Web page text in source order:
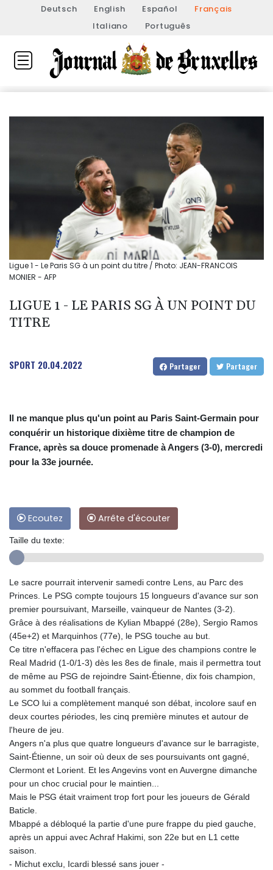
Deutsch English Español
Français
Italiano
Português
Ligue 1 - Le Paris SG à un point du titre / Photo: JEAN-FRANCOIS
MONIER - AFP
LIGUE 1 - LE PARIS SG À UN POINT DU
TITRE
SPORT 20.04.2022 Partager Partager
Il ne manque plus qu'un point au Paris Saint-Germain pour
conquérir un historique dixième titre de champion de
France, après sa douce promenade à Angers (3-0), mercredi
pour la 33e journée.
Ecoutez Arrête d'écouter
Taille du texte:
Le sacre pourrait intervenir samedi contre Lens, au Parc des
Princes. Le PSG compte toujours 15 longueurs d'avance sur son
premier poursuivant, Marseille, vainqueur de Nantes (3-2).
Grâce à des réalisations de Kylian Mbappé (28e), Sergio Ramos
(45e+2) et Marquinhos (77e), le PSG touche au but.
Ce titre n'effacera pas l'échec en Ligue des champions contre le
Real Madrid (1-0/1-3) dès les 8es de finale, mais il permettra tout
de même au PSG de rejoindre Saint-Étienne, dix fois champion,
au sommet du football français.
Le SCO lui a complètement manqué son débat, incolore sauf en
deux courtes périodes, les cinq première minutes et autour de
l'heure de jeu.
Angers n'a plus que quatre longueurs d'avance sur le barragiste,
Saint-Étienne, un soir où deux de ses poursuivants ont gagné,
Clermont et Lorient. Et les Angevins vont en Auvergne dimanche
pour un choc crucial pour le maintien...
Mais le PSG était vraiment trop fort pour les joueurs de Gérald
Baticle.
Mbappé a débloqué la partie d'une pure frappe du pied gauche,
après un appui avec Achraf Hakimi, son 22e but en L1 cette
saison.
- Michut exclu, Icardi blessé sans jouer -